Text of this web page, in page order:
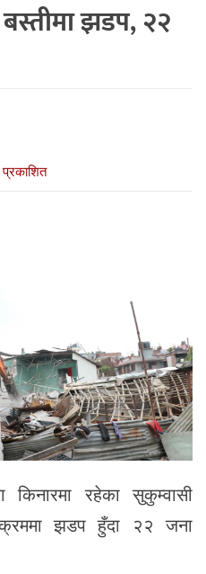
झडप, २२
किनारमा रहेका सुकुम्वासी
झडप हुँदा २२ जना